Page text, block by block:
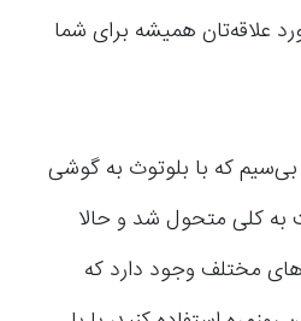
علاقه‌تان همیشه برای شما
که با بلوتوث به گوشی
کلی متحول شد و حالا
مختلف وجود دارد که